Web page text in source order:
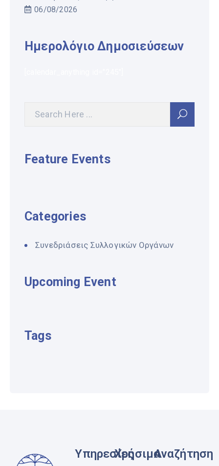
06/08/2026
Ημερολόγιο Δημοσιεύσεων
Feature Events
Categories
Συνεδριάσεις Συλλογικών Οργάνων
Upcoming Event
Tags
ΥπηρεσίεςΧρήσιμαΑναζήτηση